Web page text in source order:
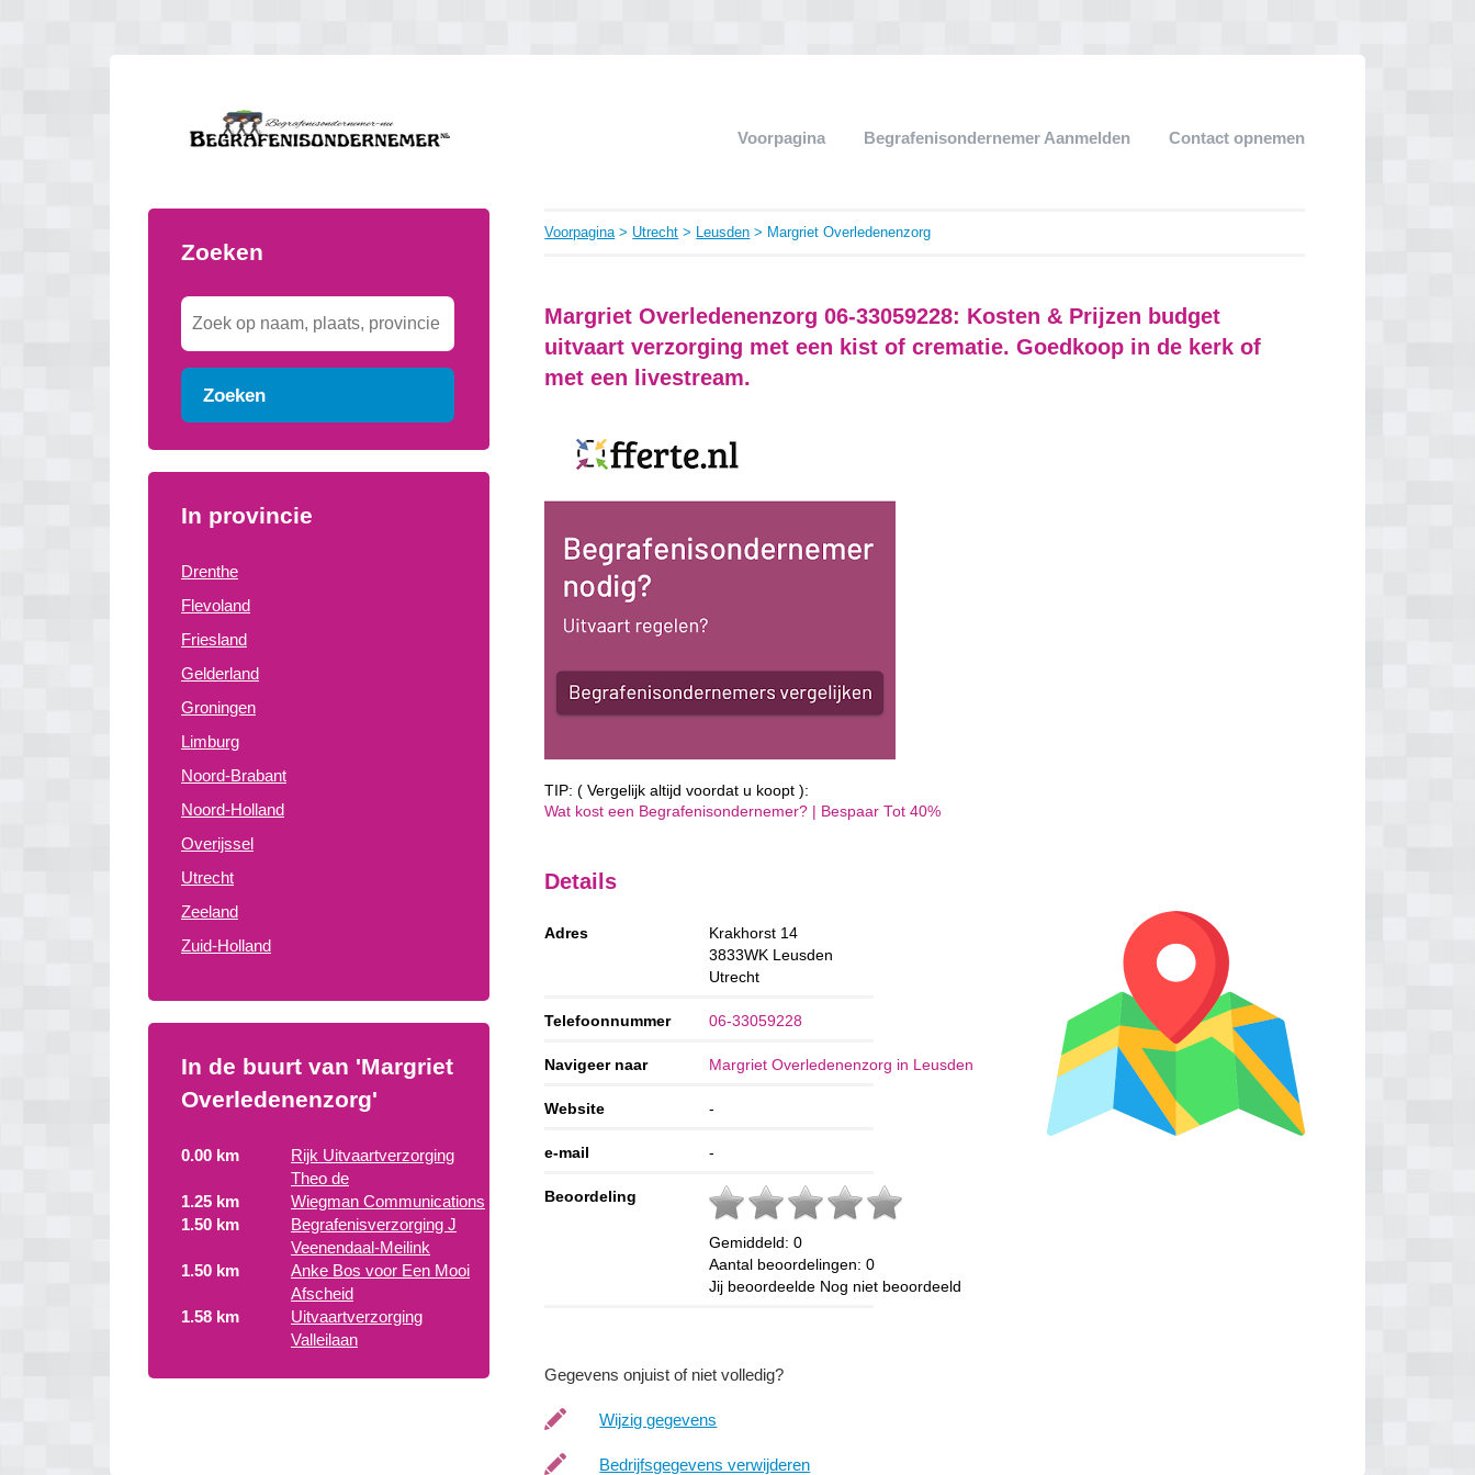
Voorpagina Begrafenisondernemer Aanmelden Contact opnemen
Zoeken
Zoeken
In provincie
Drenthe
Flevoland
Friesland
Gelderland
Groningen
Limburg
Noord-Brabant
Noord-Holland
Overijssel
Utrecht
Zeeland
Zuid-Holland
In de buurt van 'Margriet
Overledenenzorg'
0.00 km
Rijk Uitvaartverzorging
Theo de
1.25 km
Wiegman Communications
1.50 km
Begrafenisverzorging J
Veenendaal-Meilink
1.50 km
Anke Bos voor Een Mooi
Afscheid
1.58 km
Uitvaartverzorging
Valleilaan
Voorpagina> Utrecht > Leusden > Margriet Overledenenzorg
Margriet Overledenenzorg 06-33059228: Kosten & Prijzen budget
uitvaart verzorging met een kist of crematie. Goedkoop in de kerk of
met een livestream.
TIP: ( Vergelijk altijd voordat u koopt ):
Wat kost een Begrafenisondernemer? | Bespaar Tot 40%‎
Details
Adres
Krakhorst 14
3833WK Leusden
Utrecht
Telefoonnummer 06-33059228
Navigeer naar Margriet Overledenenzorg in Leusden
Website -
e-mail -
Beoordeling
Gemiddeld:0
Aantal beoordelingen:0
Jij beoordeelde Nog niet beoordeeld
Gegevens onjuist of niet volledig?
Wijzig gegevens
Bedrijfsgegevens verwijderen